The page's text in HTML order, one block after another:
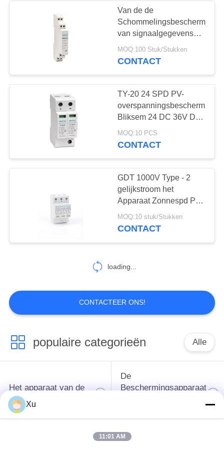
Van de de
Schommelingsbeschermer
van signaalgegevens
van de de
Apparatenmacht de
MOQ:100 Stuk/Stukken
CONTACT
TY-20 24 SPD PV-
Bliksem 24 DC 36V DC
spd zonne-
overspanningsbeveiliging
MOQ:10 PCS
CONTACT
GDT 1000V Type - 2
gelijkstroom het
Apparaat Zonnespd PV
van de
Schommelingsbescherming
MOQ:10 stuk/Stukken
CONTACT
loading...
CONTACTEER ONS!
populaire categorieën Alle
Het apparaat van de
schommelingsbescherming
De
Beschermingsapparaat
Type van
Xu
11:01 AM